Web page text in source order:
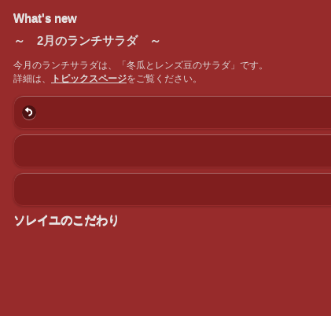
What's new
～ 2月のランチサラダ ～
今月のランチサラダは、「冬瓜とレンズ豆のサラダ」です。
詳細は、
トピックスページをご覧ください。
ソレイユのこだわり